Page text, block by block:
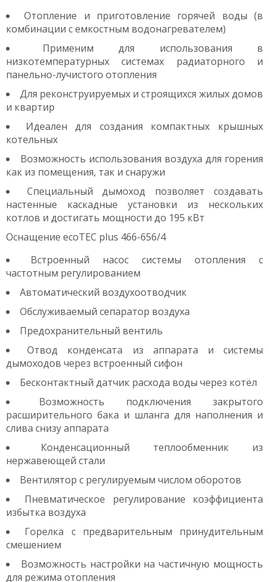
Отопление и приготовление горячей воды (в
комбинации с емкостным водонагревателем)
Применим для использования в
низкотемпературных системах радиаторного и
панельно-лучистого отопления
Для реконструируемых и строящихся жилых домов
и квартир
Идеален для создания компактных крышных
котельных
Возможность использования воздуха для горения
как из помещения, так и снаружи
Специальный дымоход позволяет создавать
настенные каскадные установки из нескольких
котлов и достигать мощности до 195 кВт
Оснащение ecoTEC plus 466-656/4
Встроенный насос системы отопления с
частотным регулированием
Автоматический воздухоотводчик
Обслуживаемый сепаратор воздуха
Предохранительный вентиль
Отвод конденсата из аппарата и системы
дымоходов через встроенный сифон
Бесконтактный датчик расхода воды через котёл
Возможность подключения закрытого
расширительного бака и шланга для наполнения и
слива снизу аппарата
Конденсационный теплообменник из
нержавеющей стали
Вентилятор с регулируемым числом оборотов
Пневматическое регулирование коэффициента
избытка воздуха
Горелка с предварительным принудительным
смешением
Возможность настройки на частичную мощность
для режима отопления